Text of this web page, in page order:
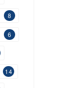
8
6
14